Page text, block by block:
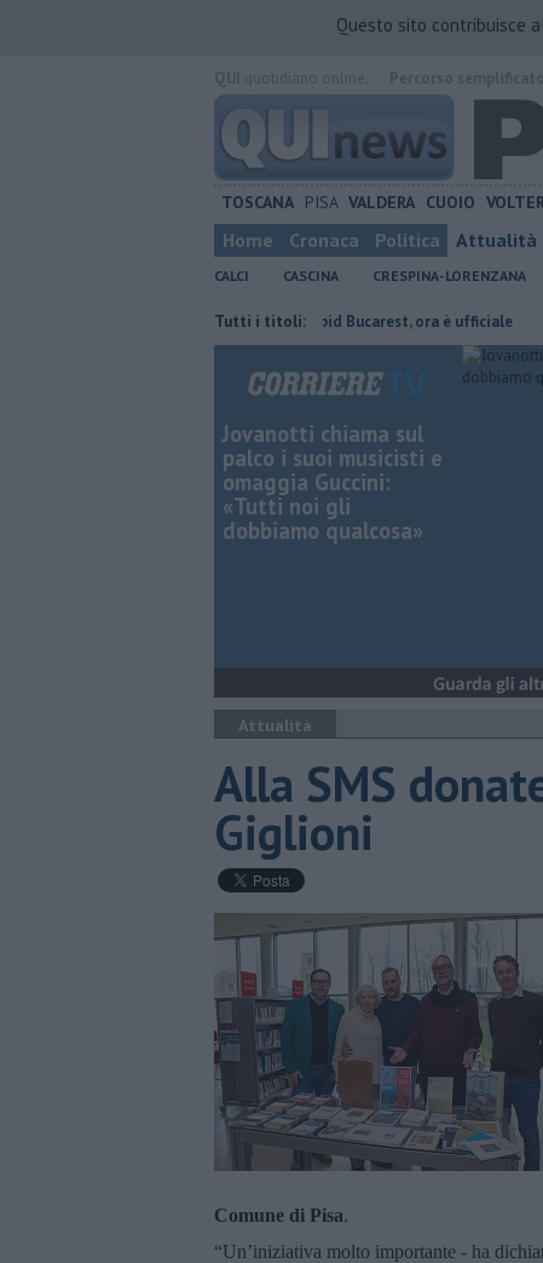
Questo sito contribuisce
TOSCANA PISA VALDERA CUOIO
Home Cronaca Politica Attualità
CALCI CASCINA CRESPINA-LORENZANA
Tutti i titoli:
Stojilkovic al Rapid Bucarest, ora è ufficiale Takeda
Jovanotti chiama sul
palco i suoi musicisti e
omaggia Guccini:
«Tutti noi gli
dobbiamo qualcosa»
Attualità
Alla SMS
Giglioni
Comune di Pisa.
“Un’iniziativa molto importante - ha